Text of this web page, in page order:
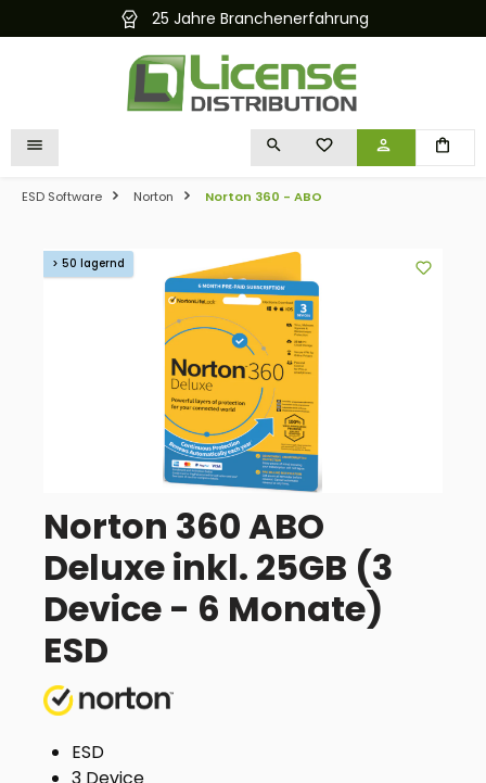
springen 25 Jahre Branchenerfahrung
DU HAST 0 PRODUKTE
ESD Software Norton Norton 360 - ABO
Bildergalerie überspringen
> 50 lagernd
Norton 360 ABO
Deluxe inkl. 25GB (3
Device - 6 Monate)
ESD
ESD